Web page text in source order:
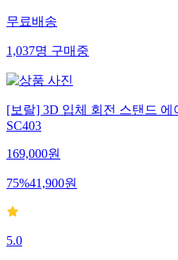
무료배송
1,037명 구매중
[보랄] 3D 입체 회전 스탠드
SC403
169,000원
75%41,900원
5.0